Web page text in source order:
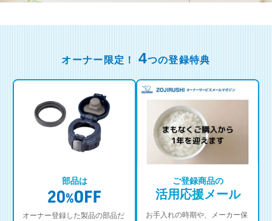
オーナー限定！ 4つの登録特典
部品は
オーナー登録した製品の部品だ
ご登録商品の
活用応援メール
お手入れの時期や、メーカー保